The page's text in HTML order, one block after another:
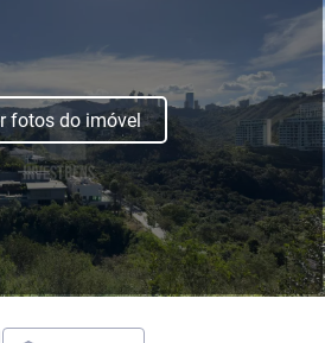
fotos do imóvel